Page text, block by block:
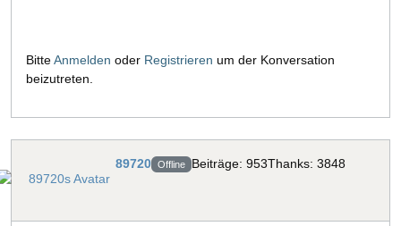
BitteAnmelden oder Registrieren um der Konversation
beizutreten.
89720 Offline Beiträge: 953Thanks: 3848